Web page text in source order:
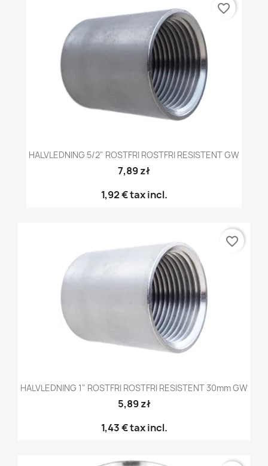
HALVLEDNING 5/2" ROSTFRI ROSTFRI RESISTENT GW
7,89 zł
1,92 €tax incl.
favorite_border
HALVLEDNING 1" ROSTFRI ROSTFRI RESISTENT 30mm GW
5,89 zł
1,43 €tax incl.
favorite_border